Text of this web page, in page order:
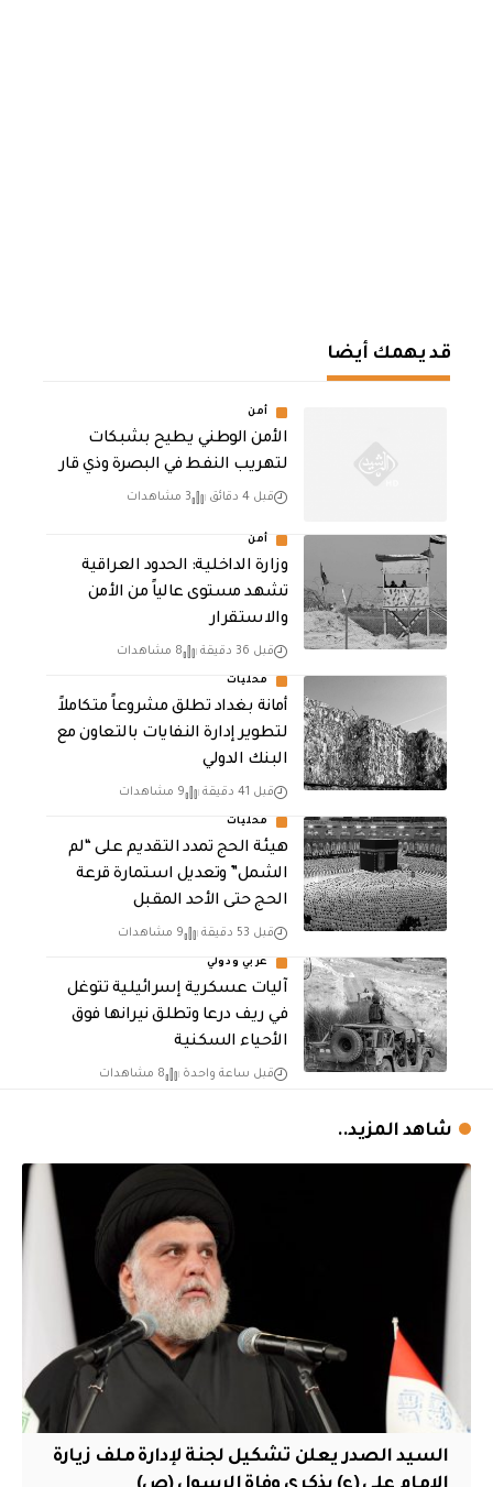
قد يهمك أيضا
أمن
الأمن الوطني يطيح بشبكات
لتهريب النفط في البصرة وذي قار
قبل 4 دقائق 3 مشاهدات
أمن
وزارة الداخلية: الحدود العراقية
تشهد مستوى عالياً من الأمن
والاستقرار
قبل 36 دقيقة 8 مشاهدات
محليات
أمانة بغداد تطلق مشروعاً متكاملاً
لتطوير إدارة النفايات بالتعاون مع
البنك الدولي
قبل 41 دقيقة 9 مشاهدات
محليات
هيئة الحج تمدد التقديم على “لم
الشمل” وتعديل استمارة قرعة
الحج حتى الأحد المقبل
قبل 53 دقيقة 9 مشاهدات
عربي ودولي
آليات عسكرية إسرائيلية تتوغل
في ريف درعا وتطلق نيرانها فوق
الأحياء السكنية
قبل ساعة واحدة 8 مشاهدات
شاهد المزيد..
السيد الصدر يعلن تشكيل لجنة لإدارة ملف زيارة